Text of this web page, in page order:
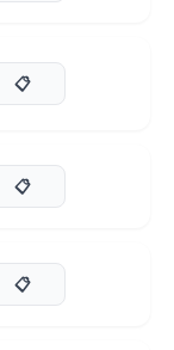
📋
📋
📋